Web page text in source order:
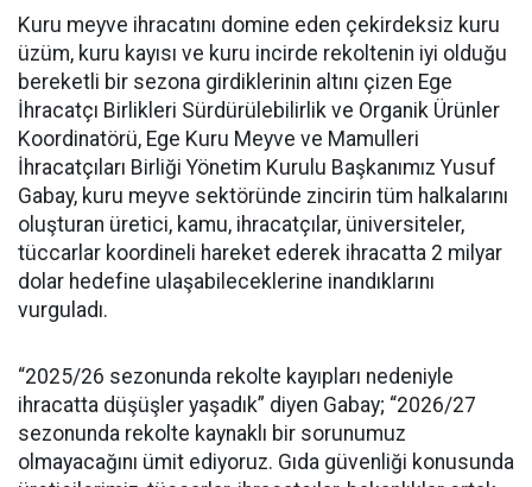
Kuru meyve ihracatını domine eden çekirdeksiz kuru
üzüm, kuru kayısı ve kuru incirde rekoltenin iyi olduğu
bereketli bir sezona girdiklerinin altını çizen Ege
İhracatçı Birlikleri Sürdürülebilirlik ve Organik Ürünler
Koordinatörü, Ege Kuru Meyve ve Mamulleri
İhracatçıları Birliği Yönetim Kurulu Başkanımız Yusuf
Gabay, kuru meyve sektöründe zincirin tüm halkalarını
oluşturan üretici, kamu, ihracatçılar, üniversiteler,
tüccarlar koordineli hareket ederek ihracatta 2 milyar
dolar hedefine ulaşabileceklerine inandıklarını
vurguladı.
“2025/26 sezonunda rekolte kayıpları nedeniyle
ihracatta düşüşler yaşadık” diyen Gabay; “2026/27
sezonunda rekolte kaynaklı bir sorunumuz
olmayacağını ümit ediyoruz. Gıda güvenliği konusunda